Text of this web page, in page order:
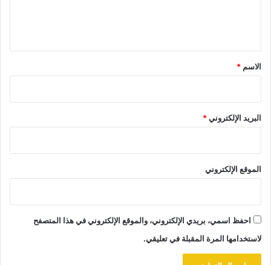
*
الاسم *
البريد الإلكتروني*
الموقع الإلكتروني
احفظ اسمي، بريدي الإلكتروني، والموقع الإلكتروني في هذا المتصفح
لاستخدامها المرة المقبلة في تعليقي.